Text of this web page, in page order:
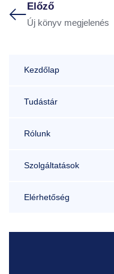
Előző
Új könyv megjelenés
Kezdőlap
Tudástár
Rólunk
Szolgáltatások
Elérhetőség